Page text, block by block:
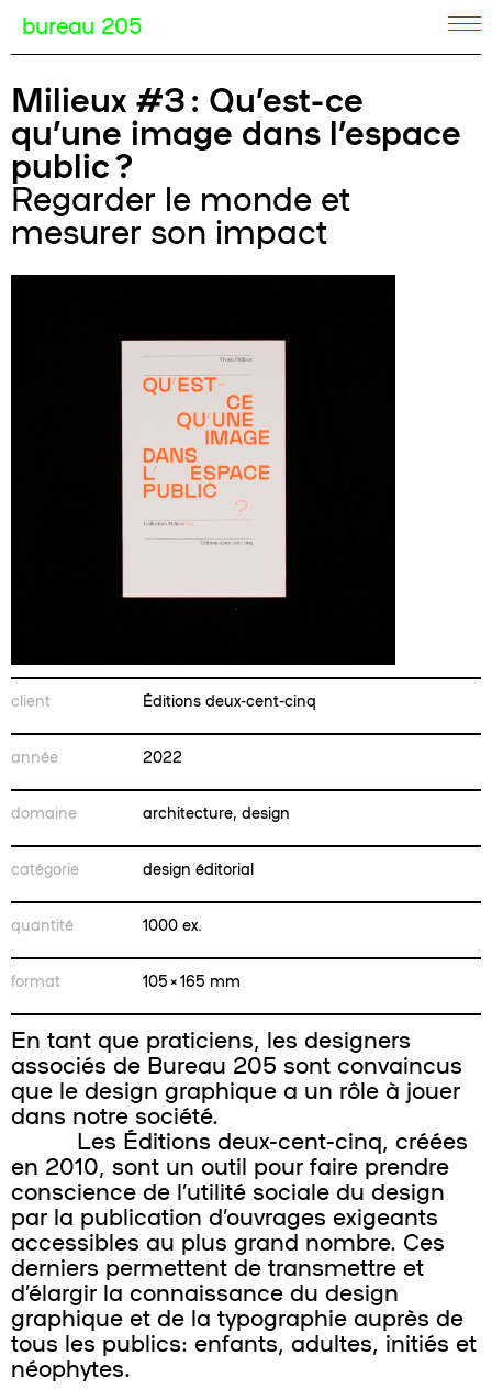
bureau 205
Milieux #3 : Qu’est-ce
qu’une image dans l’espace
public ?
Regarder le monde et
mesurer son impact
client Éditions deux-cent-cinq
année 2022
domaine architecture, design
catégorie design éditorial
quantité 1000 ex.
format 105 × 165 mm
En tant que praticiens, les designers
associés de Bureau 205 sont convaincus
que le design graphique a un rôle à jouer
dans notre société.
Les Éditions deux-cent-cinq, créées
en 2010, sont un outil pour faire prendre
conscience de l’utilité sociale du design
par la publication d’ouvrages exigeants
accessibles au plus grand nombre. Ces
derniers permettent de transmettre et
d’élargir la connaissance du design
graphique et de la typographie auprès de
tous les publics: enfants, adultes, initiés et
néophytes.